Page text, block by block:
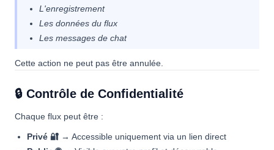
L'enregistrement
Les données du flux
Les messages de chat
Cette action ne peut pas être annulée.
🔒 Contrôle de Confidentialité
Chaque flux peut être :
Privé 🔐 → Accessible uniquement via un lien direct